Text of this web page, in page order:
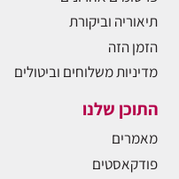
תיאוריה וביקורת
הזמן הזה
מדיניות משלוחים וביטולים
התוכן שלנו
מאמרים
פודקאסטים